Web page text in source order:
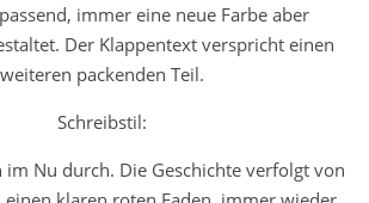
immer eine neue Farbe aber
Der Klappentext verspricht einen
weiteren packenden Teil.
Schreibstil:
Nu durch. Die Geschichte verfolgt von